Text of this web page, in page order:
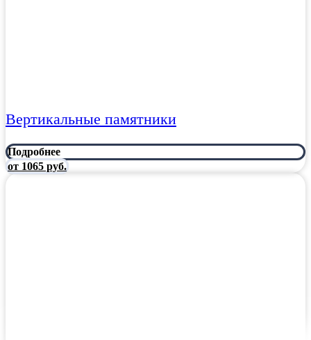
Вертикальные памятники
Подробнее
от 1065 руб.